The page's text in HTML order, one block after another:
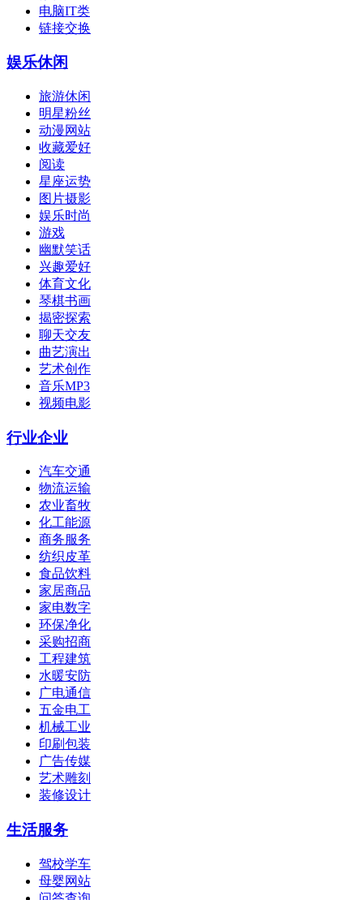
电脑IT类
链接交换
娱乐休闲
旅游休闲
明星粉丝
动漫网站
收藏爱好
阅读
星座运势
图片摄影
娱乐时尚
游戏
幽默笑话
兴趣爱好
体育文化
琴棋书画
揭密探索
聊天交友
曲艺演出
艺术创作
音乐MP3
视频电影
行业企业
汽车交通
物流运输
农业畜牧
化工能源
商务服务
纺织皮革
食品饮料
家居商品
家电数字
环保净化
采购招商
工程建筑
水暖安防
广电通信
五金电工
机械工业
印刷包装
广告传媒
艺术雕刻
装修设计
生活服务
驾校学车
母婴网站